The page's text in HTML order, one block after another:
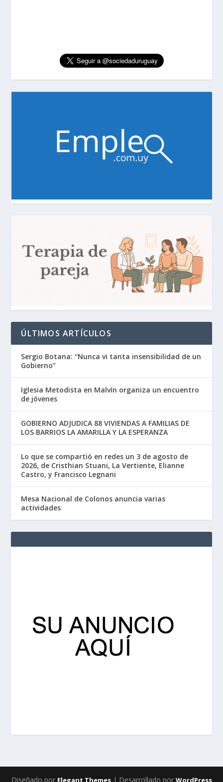
ÚLTIMOS ARTÍCULOS
Sergio Botana: “Nunca vi tanta insensibilidad de un
Gobierno”
Iglesia Metodista en Malvín organiza un encuentro
de jóvenes
GOBIERNO ADJUDICA 88 VIVIENDAS A FAMILIAS DE
LOS BARRIOS LA AMARILLA Y LA ESPERANZA
Lo que se compartió en redes un 3 de agosto de
2026, de Cristhian Stuani, La Vertiente, Elianne
Castro, y Francisco Legnani
Mesa Nacional de Colonos anuncia varias
actividades
Diseñado por Elegant Themes| Desarrollado por WordPress